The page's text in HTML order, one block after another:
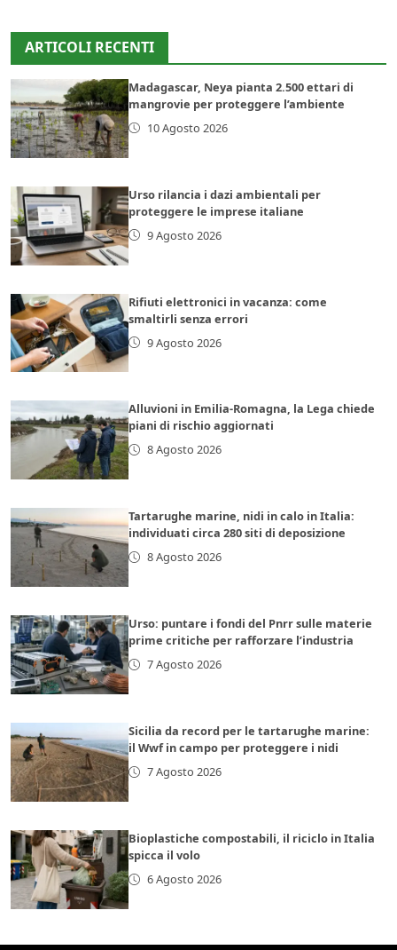
ARTICOLI RECENTI
Madagascar, Neya pianta 2.500 ettari di
mangrovie per proteggere l’ambiente
10 Agosto 2026
Urso rilancia i dazi ambientali per
proteggere le imprese italiane
9 Agosto 2026
Rifiuti elettronici in vacanza: come
smaltirli senza errori
9 Agosto 2026
Alluvioni in Emilia-Romagna, la Lega chiede
piani di rischio aggiornati
8 Agosto 2026
Tartarughe marine, nidi in calo in Italia:
individuati circa 280 siti di deposizione
8 Agosto 2026
Urso: puntare i fondi del Pnrr sulle materie
prime critiche per rafforzare l’industria
7 Agosto 2026
Sicilia da record per le tartarughe marine:
il Wwf in campo per proteggere i nidi
7 Agosto 2026
Bioplastiche compostabili, il riciclo in Italia
spicca il volo
6 Agosto 2026